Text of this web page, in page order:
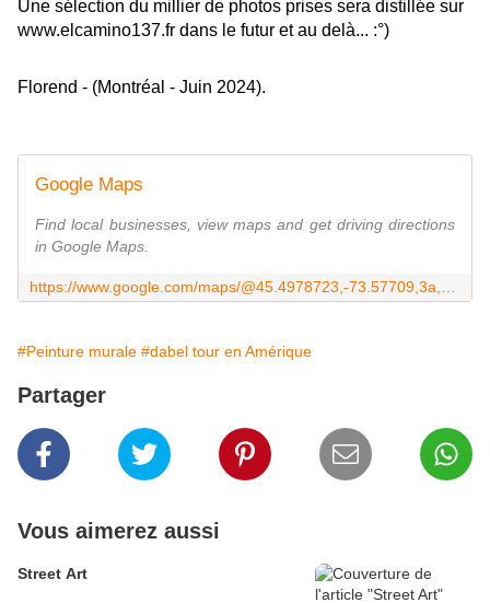
Une sélection du millier de photos prises sera distillée sur
www.elcamino137.fr dans le futur et au delà... :°)
Florend - (Montréal - Juin 2024).
Google Maps
Find local businesses, view maps and get driving directions
in Google Maps.
#Peinture murale #dabel tour en Amérique
Partager
Vous aimerez aussi
Street Art